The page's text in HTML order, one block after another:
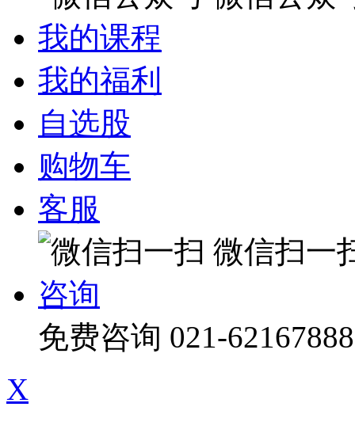
我的课程
我的福利
自选股
购物车
客服
微信扫一
咨询
免费咨询 021-62167888
X